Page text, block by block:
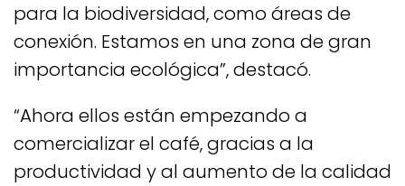
para la biodiversidad, como áreas de
conexión. Estamos en una zona de gran
importancia ecológica”, destacó.
“Ahora ellos están empezando a
comercializar el café, gracias a la
productividad y al aumento de la calidad